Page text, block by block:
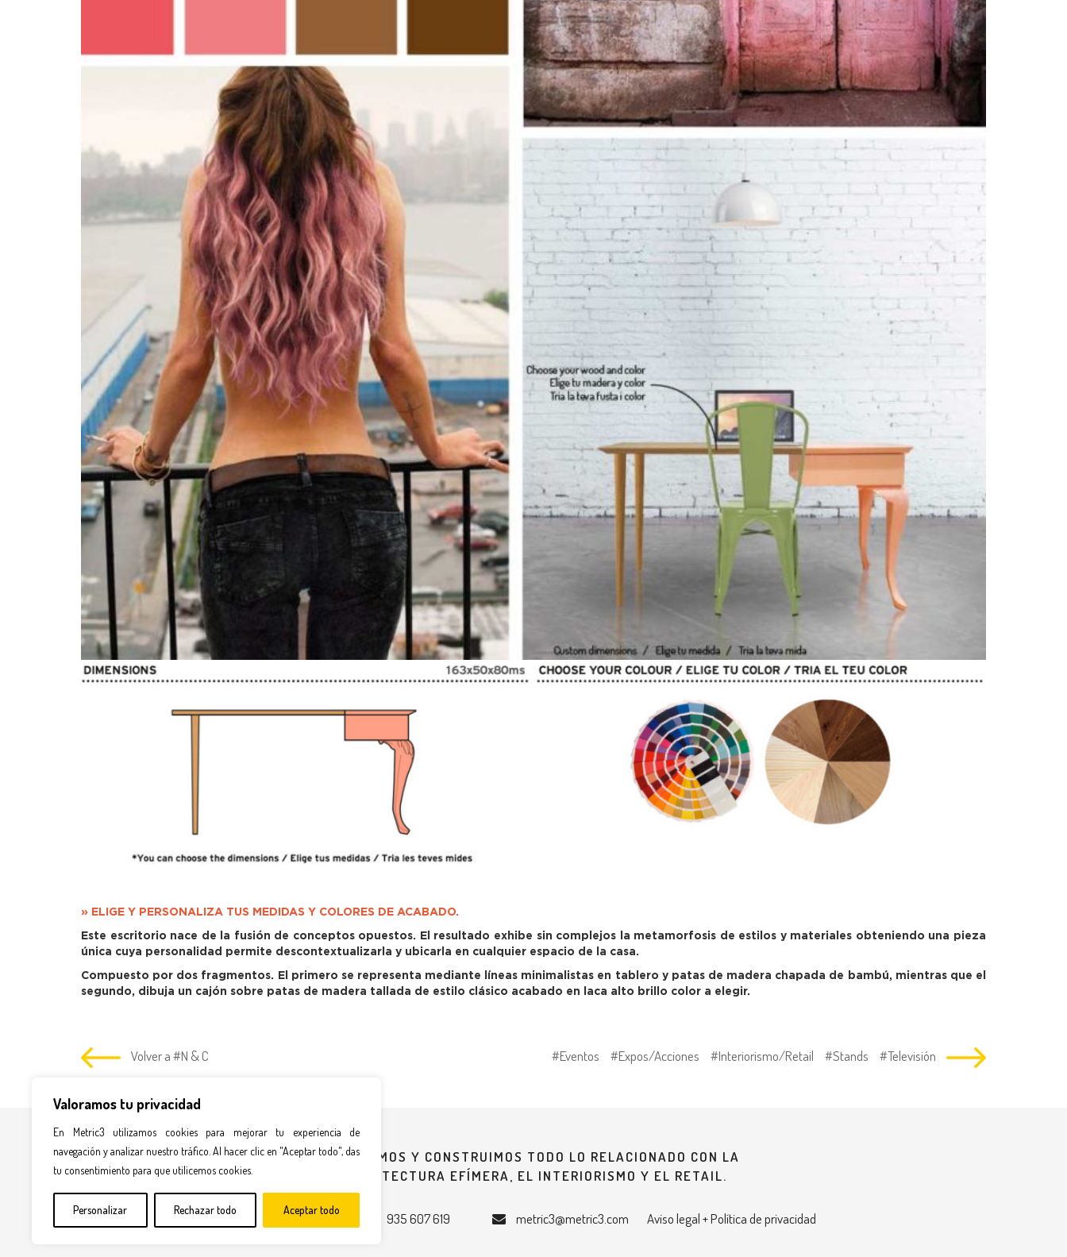
Valoramos tu privacidad
En Metric3 utilizamos cookies para mejorar tu experiencia de
navegación y analizar nuestro tráfico. Al hacer clic en "Aceptar todo", das
tu consentimiento para que utilicemos cookies.
Personalizar Rechazar todo Aceptar todo
» ELIGE Y PERSONALIZA TUS MEDIDAS Y COLORES DE ACABADO.
Este escritorio nace de la fusión de conceptos opuestos. El resultado exhibe sin complejos la metamorfosis de estilos y materiales obteniendo una pieza
única cuya personalidad permite descontextualizarla y ubicarla en cualquier espacio de la casa.
Compuesto por dos fragmentos. El primero se representa mediante líneas minimalistas en tablero y patas de madera chapada de bambú, mientras que el
segundo, dibuja un cajón sobre patas de madera tallada de estilo clásico acabado en laca alto brillo color a elegir.
Volver a #N & C #Eventos #Expos/Acciones #Interiorismo/Retail #Stands #Televisión
DISEÑAMOS Y CONSTRUIMOS TODO LO RELACIONADO CON LA
ARQUITECTURA EFÍMERA, EL INTERIORISMO Y EL RETAIL.
935 607 619 metric3@metric3.com Aviso legal + Política de privacidad